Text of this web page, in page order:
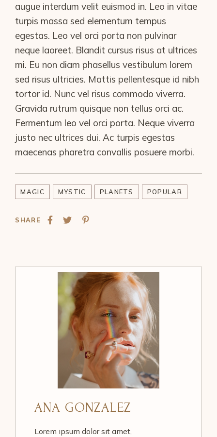
augue interdum velit euismod in. Leo in vitae
turpis massa sed elementum tempus
egestas. Leo vel orci porta non pulvinar
neque laoreet. Blandit cursus risus at ultrices
mi. Eu non diam phasellus vestibulum lorem
sed risus ultricies. Mattis pellentesque id nibh
tortor id. Nunc vel risus commodo viverra.
Gravida rutrum quisque non tellus orci ac.
Fermentum leo vel orci porta. Neque viverra
justo nec ultrices dui. Ac turpis egestas
maecenas pharetra convallis posuere morbi.
MAGIC MYSTIC PLANETS POPULAR
SHARE
ANA GONZALEZ
Lorem ipsum dolor sit amet,